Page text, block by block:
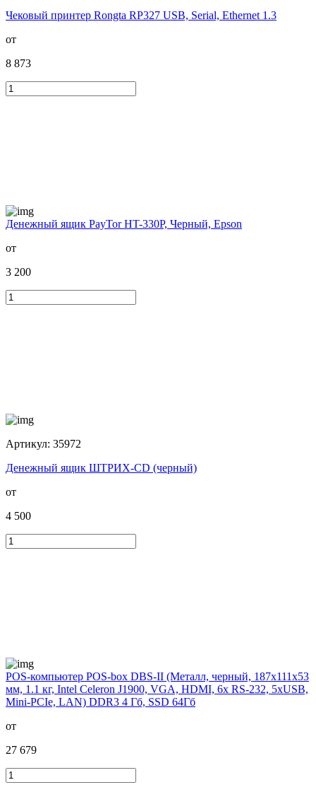
Чековый принтер Rongta RP327 USB, Serial, Ethernet 1.3
от
8 873
Денежный ящик PayTor HT-330P, Черный, Epson
от
3 200
Артикул: 35972
Денежный ящик ШТРИХ-CD (черный)
от
4 500
POS-компьютер POS-box DBS-II (Металл, черный, 187x111x53
мм, 1.1 кг, Intel Celeron J1900, VGA, HDMI, 6x RS-232, 5xUSB,
Mini-PCIe, LAN) DDR3 4 Гб, SSD 64Гб
от
27 679